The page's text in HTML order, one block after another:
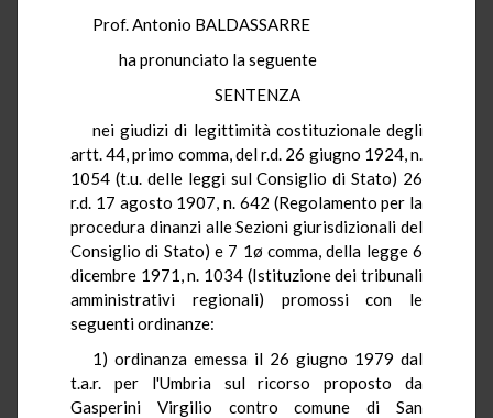
Prof. Antonio BALDASSARRE
ha pronunciato la seguente
SENTENZA
nei giudizi di legittimità costituzionale degli
artt. 44, primo comma, del r.d. 26 giugno 1924, n.
1054 (t.u. delle leggi sul Consiglio di Stato) 26
r.d. 17 agosto 1907, n. 642 (Regolamento per la
procedura dinanzi alle Sezioni giurisdizionali del
Consiglio di Stato) e 7 1ø comma, della legge 6
dicembre 1971, n. 1034 (Istituzione dei tribunali
amministrativi regionali) promossi con le
seguenti ordinanze:
1) ordinanza emessa il 26 giugno 1979 dal
t.a.r. per l'Umbria sul ricorso proposto da
Gasperini Virgilio contro comune di San